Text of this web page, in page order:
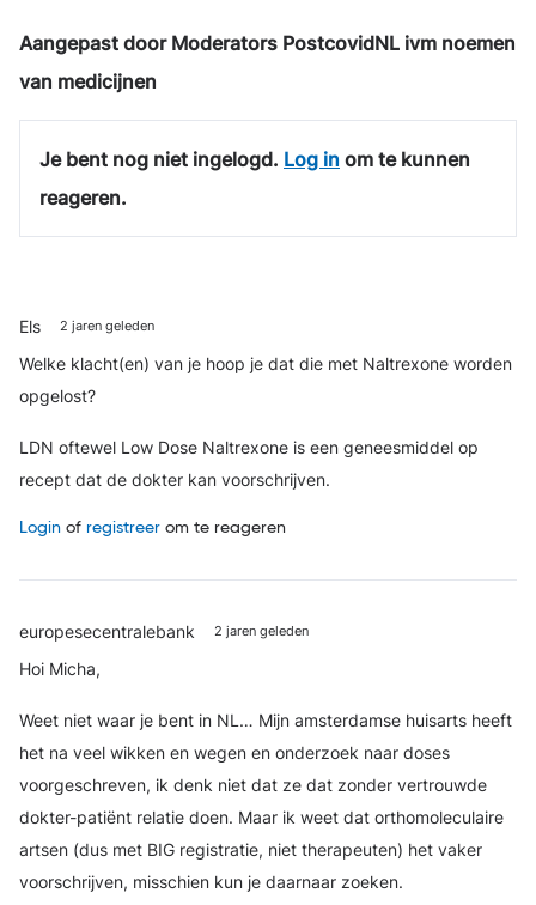
Aangepast door Moderators PostcovidNL ivm noemen
van medicijnen
Je bent nog niet ingelogd. Log in om te kunnen
reageren.
Els 2 jaren geleden
Welke klacht(en) van je hoop je dat die met Naltrexone worden
opgelost?
LDN oftewel Low Dose Naltrexone is een geneesmiddel op
recept dat de dokter kan voorschrijven.
Login of registreer om te reageren
europesecentralebank 2 jaren geleden
Hoi Micha,
Weet niet waar je bent in NL… Mijn amsterdamse huisarts heeft
het na veel wikken en wegen en onderzoek naar doses
voorgeschreven, ik denk niet dat ze dat zonder vertrouwde
dokter-patiënt relatie doen. Maar ik weet dat orthomoleculaire
artsen (dus met BIG registratie, niet therapeuten) het vaker
voorschrijven, misschien kun je daarnaar zoeken.